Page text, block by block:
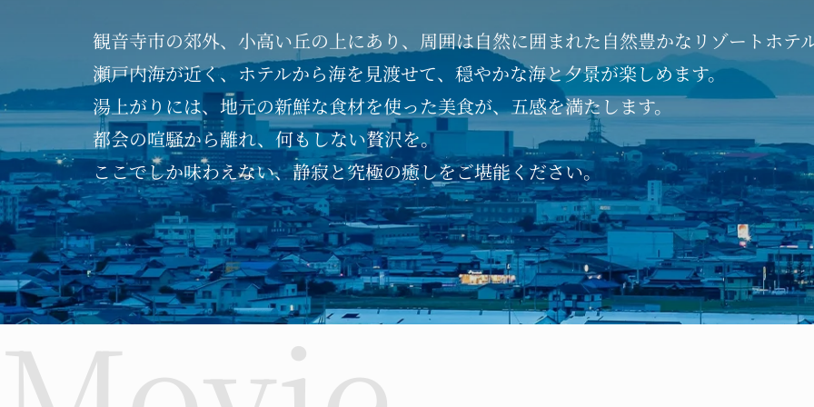
観音寺市の郊外、 小高い丘の上にあり、 周囲は自然に囲まれた 自然豊かなリゾートホテ
瀬戸内海が近く、ホテルから海を見渡せて、 穏やかな海と夕景が楽しめます。
湯上がりには、 地元の新鮮な食材を使った美食が、五感を満たします。
都会の喧騒から離れ、何もしない贅沢を。
ここでしか味わえない、静寂と究極の癒しをご堪能ください。